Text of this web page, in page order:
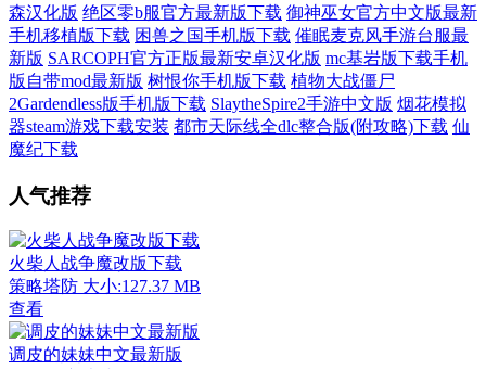
森汉化版 绝区零b服官方最新版下载 御神巫女官方中文版最新
手机移植版下载 困兽之国手机版下载 催眠麦克风手游台服最
新版 SARCOPH官方正版最新安卓汉化版 mc基岩版下载手机
版自带mod最新版 树恨你手机版下载 植物大战僵尸
2Gardendless版手机版下载 SlaytheSpire2手游中文版 烟花模拟
器steam游戏下载安装 都市天际线全dlc整合版(附攻略)下载 仙
魔纪下载
人气推荐
火柴人战争魔改版下载
策略塔防 大小:127.37 MB
查看
调皮的妹妹中文最新版